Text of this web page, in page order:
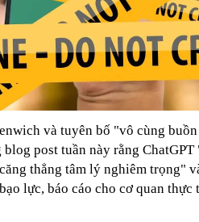
và tuyên bố "vô cùng
post tuần này rằng
thẳng tâm lý nghiêm trọng"
lực, báo cáo cho cơ quan